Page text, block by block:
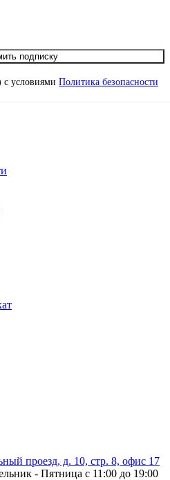
подписку
с условиями Политика безопасности
проезд, д. 10, стр. 8, офис 17
- Пятница с 11:00 до 19:00